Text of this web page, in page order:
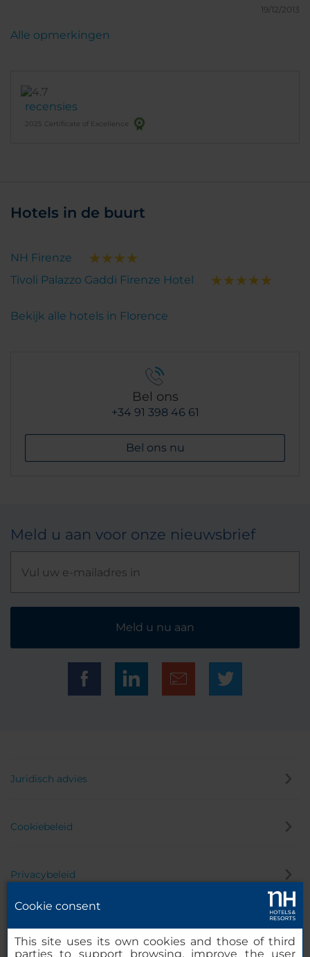
19/12/2013
recensies
2025 Certificate of Excellence
Alle opmerkingen
Hotels in de buurt
NH Firenze
Tivoli Palazzo Gaddi Firenze Hotel
Bekijk alle hotels in Florence
Bel ons
+34 91 398 46 61
Bel ons nu
Meld u aan voor onze nieuwsbrief
Meld u nu aan
Juridisch advies
Cookiebeleid
Privacybeleid
Cookie consent
This site uses its own cookies and those of third
parties to support browsing, improve the user